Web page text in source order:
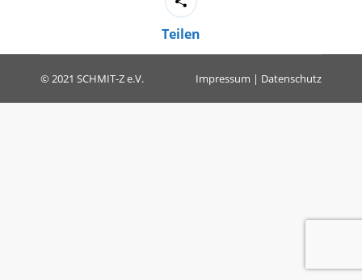
Teilen
© 2021 SCHMIT-Z e.V. Impressum | Datenschutz